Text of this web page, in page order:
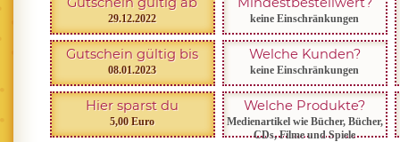
29.12.2022 keine Einschränkungen
Gutschein gültig bis
08.01.2023
Welche Kunden?
keine Einschränkungen
Hier sparst du
5,00 Euro
Welche Produkte?
Medienartikel wie Bücher, Bücher,
CDs, Filme und Spiele